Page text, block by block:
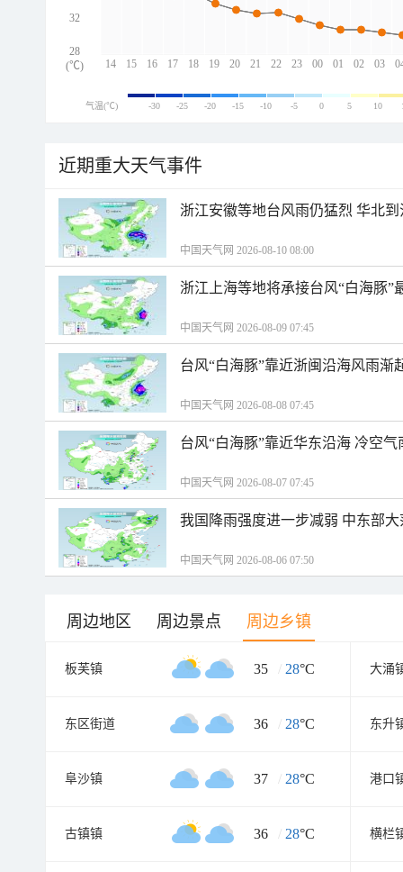
14 15 16 17 18 19 20 21 22 23 00 01 02 03
32
28
(℃)
气温(℃) -30 -25 -20 -15 -10 -5 0 5 10
近期重大天气事件
浙江安徽等地台风雨仍猛烈 华北
中国天气网 2026-08-10 08:00
浙江上海等地将承接台风“白海豚”
中国天气网 2026-08-09 07:45
台风“白海豚”靠近浙闽沿海风雨渐
中国天气网 2026-08-08 07:45
台风“白海豚”靠近华东沿海 冷空
中国天气网 2026-08-07 07:45
我国降雨强度进一步减弱 中东部
中国天气网 2026-08-06 07:50
周边地区 周边景点 周边乡镇
板芙镇 35 / 28°C 大涌
东区街道 36 / 28°C 东升
阜沙镇 37 / 28°C 港口
古镇镇 36 / 28°C 横栏